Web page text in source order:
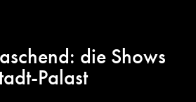
die Shows
Palast